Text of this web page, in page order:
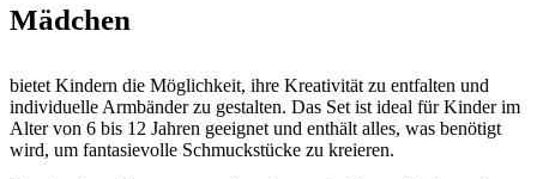
Mädchen
bietet Kindern die Möglichkeit, ihre Kreativität zu entfalten und
individuelle Armbänder zu gestalten. Das Set ist ideal für Kinder im
Alter von 6 bis 12 Jahren geeignet und enthält alles, was benötigt
wird, um fantasievolle Schmuckstücke zu kreieren.